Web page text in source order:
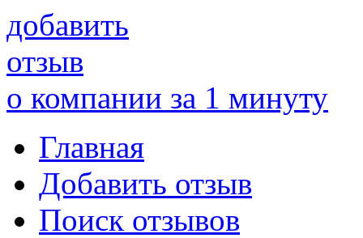
добавить
отзыв
о компании за 1 минуту
Главная
Добавить отзыв
Поиск отзывов